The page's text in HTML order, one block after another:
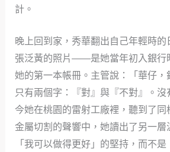
計。
晚上回到家，秀華翻出自己年輕時
張泛黃的照片——是她當年初入銀行
她的第一本帳冊。主管說：「華仔，
只有兩個字：『對』與『不對』。沒
今她在桃園的雷射工廠裡，聽到了
金屬切割的聲響中，她讀出了另一
「我可以做得更好」的堅持，而不